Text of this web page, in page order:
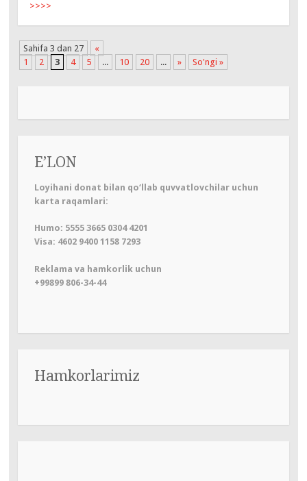
>>>>
Sahifa 3 dan 27
«
1
2 3 4 5 ... 10 20 ... » So'ngi »
E’LON
Loyihani donat bilan qo‘llab quvvatlovchilar uchun
karta raqamlari:
Humo: 5555 3665 0304 4201
Visa: 4602 9400 1158 7293
Reklama va hamkorlik uchun
+99899 806-34-44
Hamkorlarimiz